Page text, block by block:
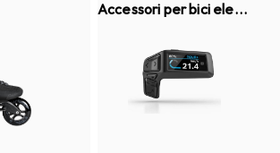
Accessori per bici elett